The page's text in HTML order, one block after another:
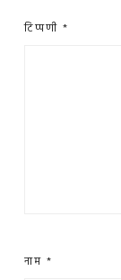
टिप्पणी *
नाम *